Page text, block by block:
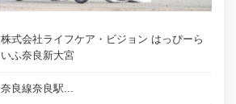
株式会社ライフケア・ビジョン はっぴーら
いふ奈良新大宮
奈良線奈良駅...